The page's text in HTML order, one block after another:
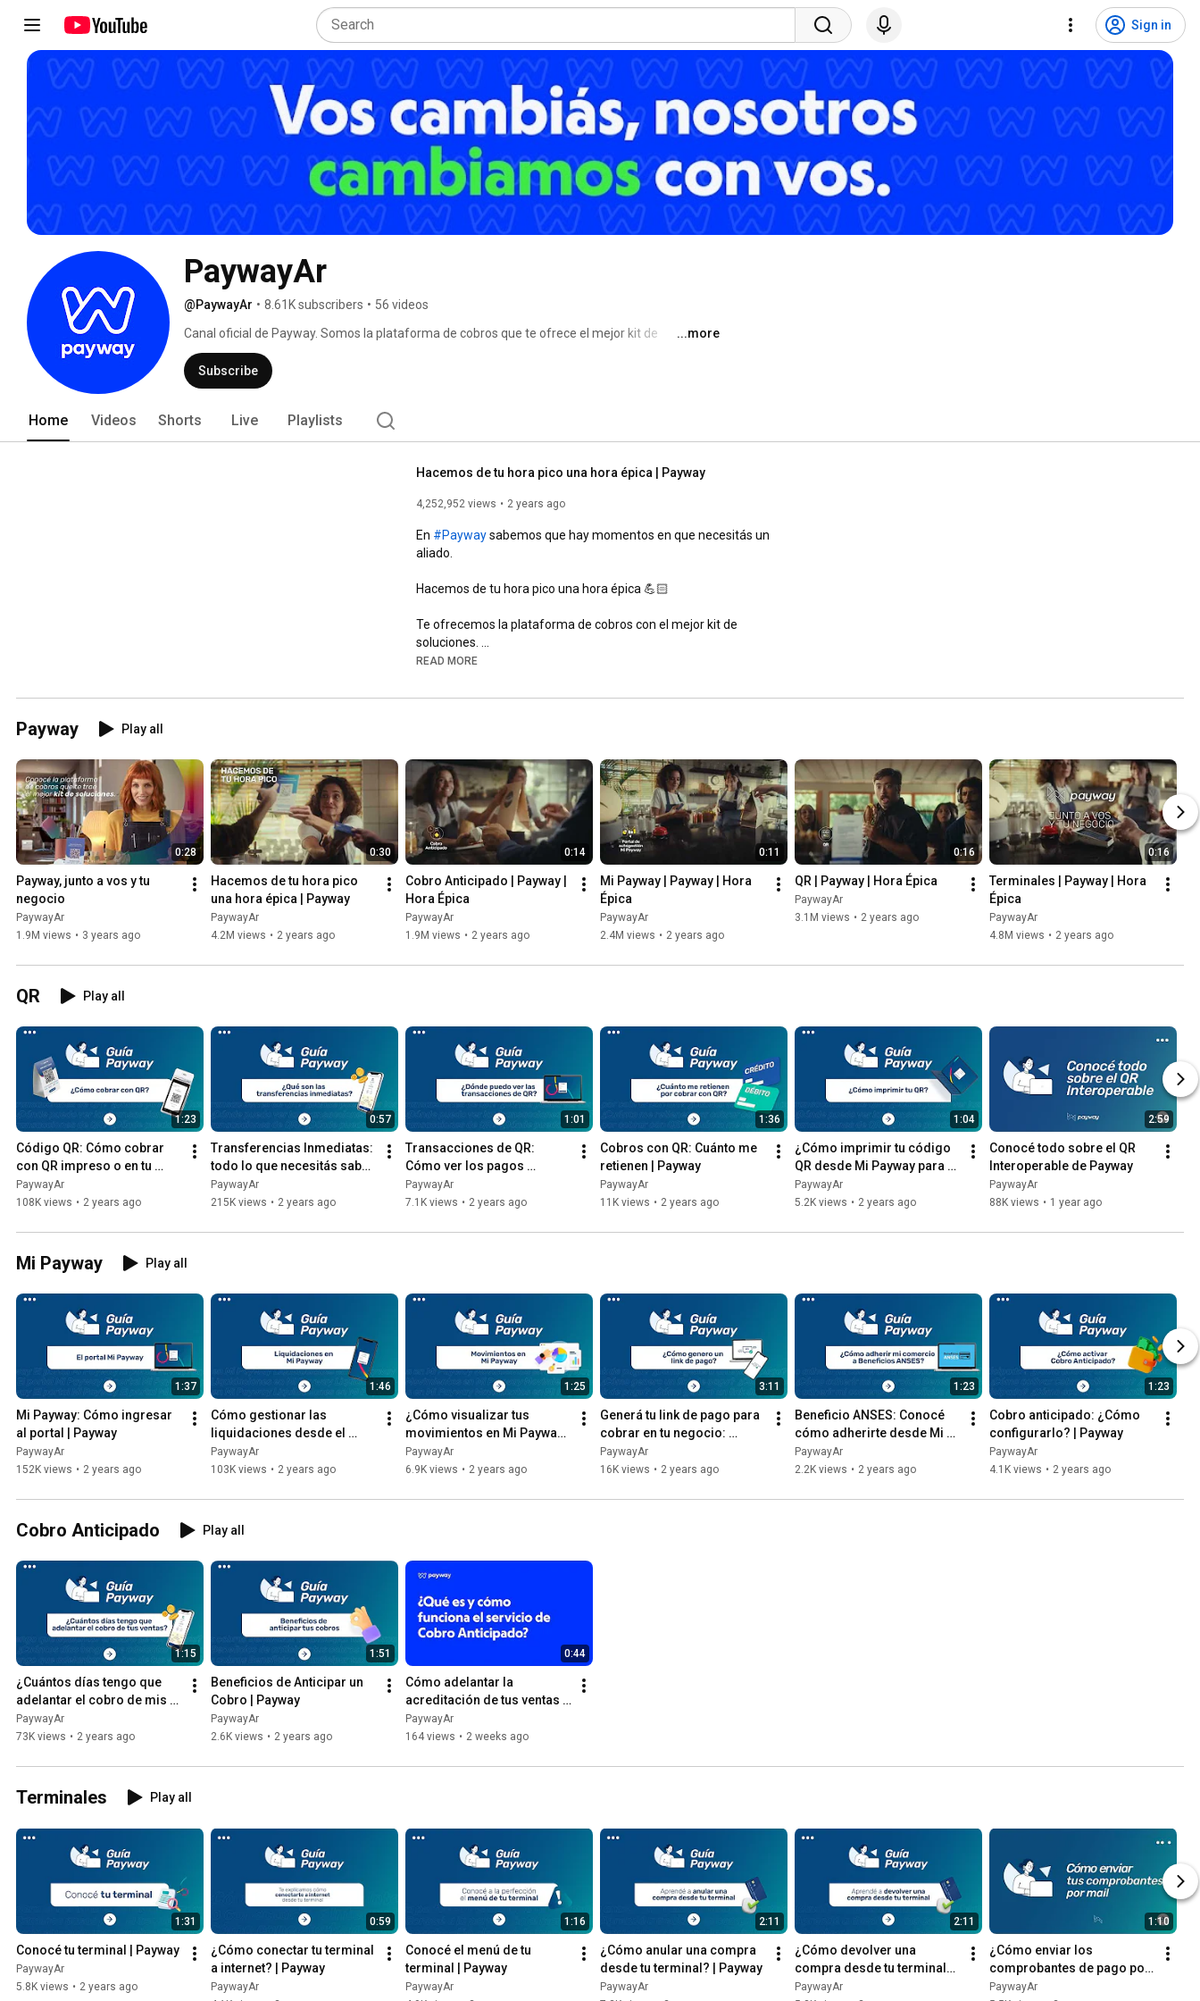
Sign in
PaywayAr
@PaywayAr • 8.61K subscribers • 56 videos
Canal oficial de Payway. Somos la plataforma de cobros que te ofrece el mejor kit de
soluciones para gestionar y potenciar tu negocio 🚀
...more
Subscribe
Home Videos Shorts Live Playlists
Hacemos de tu hora pico una hora épica | Payway
4,252,952 views 2 years ago
#Payway sabemos que hay momentos en que necesitás un
aliado.
Hacemos de tu hora pico una hora épica 💪🏻
Te ofrecemos la plataforma de cobros con el mejor kit de
soluciones.
contacto, aceptá todas las billeteras virtuales con QR,
Conocé #Payway, la plataforma de cobros con el mejor kit de
soluciones para gestionar y potenciar tu negocio 💥
Aprovechá al máximo el pico de tu ventas 👉
www.payway.com.ar
#Payway #JuntoaVosytuNegocio #PlataformaDeCobros
#Autogestión
#Ventas
READ MORE
Payway Play all
0:28
Payway, junto a vos y tu
negocio
PaywayAr
1.9M views • 3 years ago
0:30
Hacemos de tu hora pico
una hora épica | Payway
PaywayAr
4.2M views • 2 years ago
0:14
Cobro Anticipado | Payway |
Hora Épica
PaywayAr
1.9M views • 2 years ago
0:11
Mi Payway | Payway | Hora
Épica
PaywayAr
2.4M views • 2 years ago
0:16
QR | Payway | Hora Épica
PaywayAr
3.1M views • 2 years ago
0:16
Terminales | Payway | Hora
Épica
PaywayAr
4.8M views • 2 years ago
QR Play all
1:23
Código QR: Cómo cobrar
con QR impreso o en tu
terminal | Payway
PaywayAr
108K views • 2 years ago
0:57
Transferencias Inmediatas:
todo lo que necesitás saber
| Payway
PaywayAr
215K views • 2 years ago
1:01
Transacciones de QR:
Cómo ver los pagos
recibidos con QR | Payway
PaywayAr
7.1K views • 2 years ago
1:36
Cobros con QR: Cuánto me
retienen | Payway
PaywayAr
11K views • 2 years ago
1:04
¿Cómo imprimir tu código
QR desde Mi Payway para
exhibir en tu comercio? |
Payway
PaywayAr
5.2K views • 2 years ago
2:59
Conocé todo sobre el QR
Interoperable de Payway
PaywayAr
88K views • 1 year ago
Mi Payway Play all
1:37
Mi Payway: Cómo ingresar
al portal | Payway
PaywayAr
152K views • 2 years ago
1:46
Cómo gestionar las
liquidaciones desde el
portal de Mi Payway |
Payway
PaywayAr
103K views • 2 years ago
1:25
¿Cómo visualizar tus
movimientos en Mi Payway?
| Payway
PaywayAr
6.9K views • 2 years ago
3:11
Generá tu link de pago para
cobrar en tu negocio:
Aprendé paso a paso |
Payway
PaywayAr
16K views • 2 years ago
1:23
Beneficio ANSES: Conocé
cómo adherirte desde Mi
Payway | Payway
PaywayAr
2.2K views • 2 years ago
1:23
Cobro anticipado: ¿Cómo
configurarlo? | Payway
PaywayAr
4.1K views • 2 years ago
Cobro Anticipado Play all
1:15
¿Cuántos días tengo que
adelantar el cobro de mis
ventas para verlo en 24
horas hábiles? | Payway
PaywayAr
73K views • 2 years ago
1:51
Beneficios de Anticipar un
Cobro | Payway
PaywayAr
2.6K views • 2 years ago
0:44
Cómo adelantar la
acreditación de tus ventas |
Cobro Anticipado | Payway
PaywayAr
164 views • 2 weeks ago
Terminales Play all
1:31
Conocé tu terminal | Payway
PaywayAr
5.8K views • 2 years ago
0:59
¿Cómo conectar tu terminal
a internet? | Payway
PaywayAr
1:16
Conocé el menú de tu
terminal | Payway
PaywayAr
2:11
¿Cómo anular una compra
desde tu terminal? | Payway
PaywayAr
2:11
¿Cómo devolver una
compra desde tu terminal? |
Payway
PaywayAr
1:10
¿Cómo enviar los
comprobantes de pago por
mail? | Payway
PaywayAr